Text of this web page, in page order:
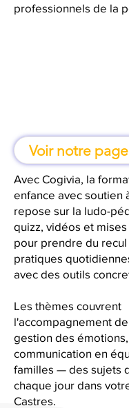
professionnels de la
Voir notre
Avec Cogivia, la
enfance avec soutien
repose sur la ludo-
quizz, vidéos et
pour prendre du recul
pratiques
avec des outils
Les thèmes couvrent
l'accompagnement
gestion des
communication en
familles — des sujets
chaque jour dans
Castres.